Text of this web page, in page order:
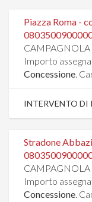
Piazza Roma -
CAMPAGNOLA
Importo
Concessione.
INTERVENTO DI
Stradone
CAMPAGNOLA
Importo
Concessione.